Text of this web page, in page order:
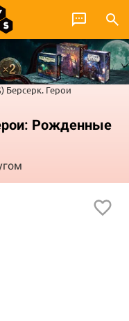
Берсерк. Герои
Рожденные